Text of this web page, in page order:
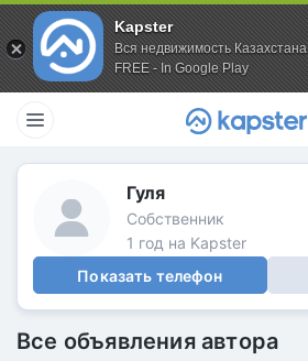
Kapster
Вся недвижимость Казахстана
FREE - In Google Play
Гуля
Собственник
1 год на Kapster
Показать телефон
Все объявления автора